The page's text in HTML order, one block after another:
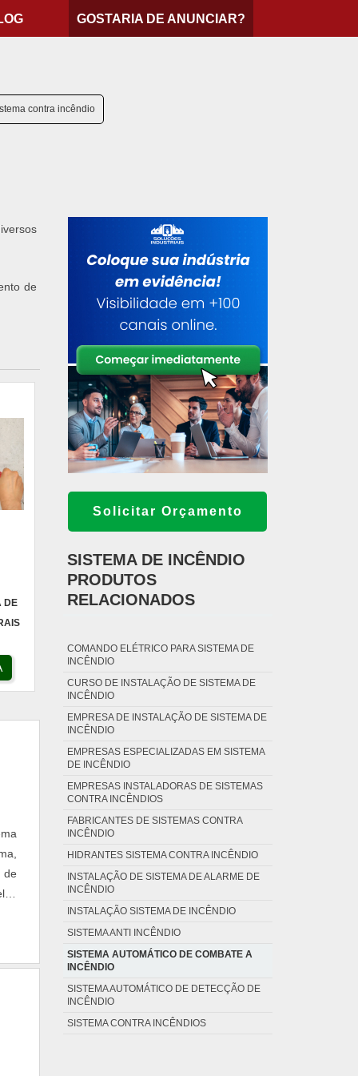
GOSTARIA DE ANUNCIAR?
contra incêndio
de
DE
de
Solicitar Orçamento
SISTEMA DE INCÊNDIO
PRODUTOS
RELACIONADOS
COMANDO ELÉTRICO PARA SISTEMA DE
INCÊNDIO
CURSO DE INSTALAÇÃO DE SISTEMA DE
INCÊNDIO
EMPRESA DE INSTALAÇÃO DE SISTEMA DE
INCÊNDIO
EMPRESAS ESPECIALIZADAS EM SISTEMA
DE INCÊNDIO
EMPRESAS INSTALADORAS DE SISTEMAS
CONTRA INCÊNDIOS
FABRICANTES DE SISTEMAS CONTRA
INCÊNDIO
HIDRANTES SISTEMA CONTRA INCÊNDIO
INSTALAÇÃO DE SISTEMA DE ALARME DE
INCÊNDIO
INSTALAÇÃO SISTEMA DE INCÊNDIO
SISTEMA ANTI INCÊNDIO
SISTEMA AUTOMÁTICO DE COMBATE A
INCÊNDIO
SISTEMA AUTOMÁTICO DE DETECÇÃO DE
INCÊNDIO
SISTEMA CONTRA INCÊNDIOS